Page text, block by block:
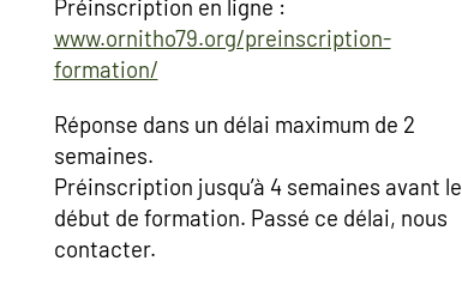
Préinscription en ligne :
www.ornitho79.org/preinscription-
formation/
Réponse dans un délai maximum de 2
semaines.
Préinscription jusqu’à 4 semaines avant le
début de formation. Passé ce délai, nous
contacter.